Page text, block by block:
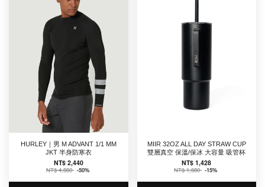
HURLEY｜男 M ADVANT 1/1 MM
JKT 半身防寒衣
NT$ 2,440
NT$ 4,880 -50%
MIIR 32OZ ALL DAY STRAW CUP
雙層真空 保溫/保冰 大容量 吸管杯
NT$ 1,428
NT$ 1,680 -15%